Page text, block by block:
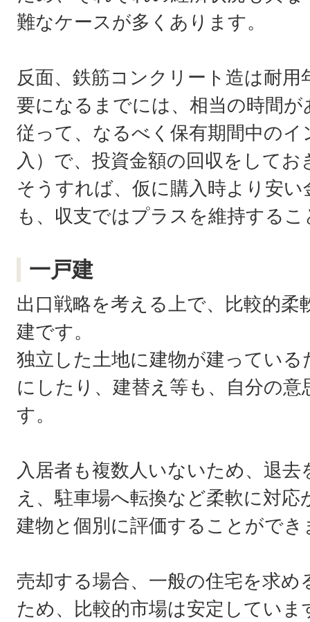
難なケースが多くあります。
反面、鉄筋コンクリート造は耐
要になるまでには、相当の時間が
従って、なるべく保有期間中の
入）で、投資金額の回収をして
そうすれば、仮に購入時より安
も、収支ではプラスを維持する
一戸建
出口戦略を考える上で、比較的柔
建です。
独立した土地に建物が建ってい
にしたり、建替え等も、自分の
す。
入居者も複数人いないため、退
え、駐車場へ転換など柔軟に対
建物と個別に評価することができ
売却する場合、一般の住宅を求
ため、比較的市場は安定していま